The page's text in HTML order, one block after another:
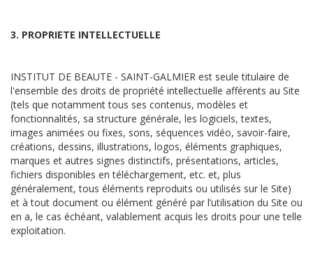
3. PROPRIETE INTELLECTUELLE
INSTITUT DE BEAUTE - SAINT-GALMIER est seule titulaire de
l'ensemble des droits de propriété intellectuelle afférents au Site
(tels que notamment tous ses contenus, modèles et
fonctionnalités, sa structure générale, les logiciels, textes,
images animées ou fixes, sons, séquences vidéo, savoir-faire,
créations, dessins, illustrations, logos, éléments graphiques,
marques et autres signes distinctifs, présentations, articles,
fichiers disponibles en téléchargement, etc. et, plus
généralement, tous éléments reproduits ou utilisés sur le Site)
et à tout document ou élément généré par l’utilisation du Site ou
en a, le cas échéant, valablement acquis les droits pour une telle
exploitation.